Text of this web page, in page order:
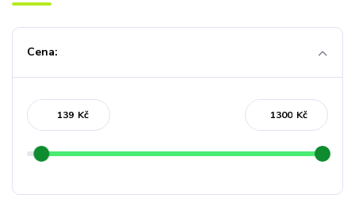
Cena:
Kč Kč